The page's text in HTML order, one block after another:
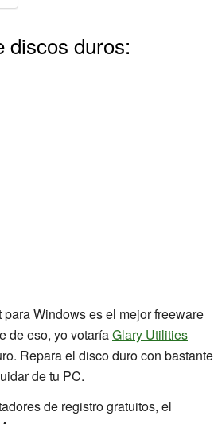
discos duros:
Windows es el mejor freeware
de eso, yo votaríaGlary Utilities
Repara el disco duro con bastante
de tu PC.
de registro gratuitos, el